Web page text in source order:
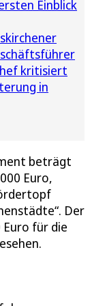
Einblick
kritisiert
in
beträgt
Euro,
Der
für die